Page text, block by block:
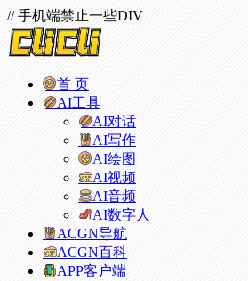
// 手机端禁止一些DIV
首 页
AI工具
AI对话
AI写作
AI绘图
AI视频
AI音频
AI数字人
ACGN导航
ACGN百科
APP客户端